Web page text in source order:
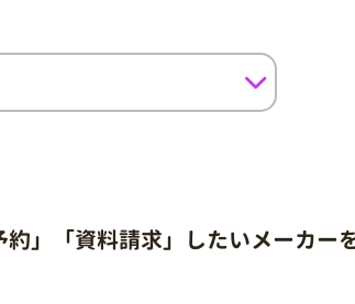
約」「資料請求」したいメーカー